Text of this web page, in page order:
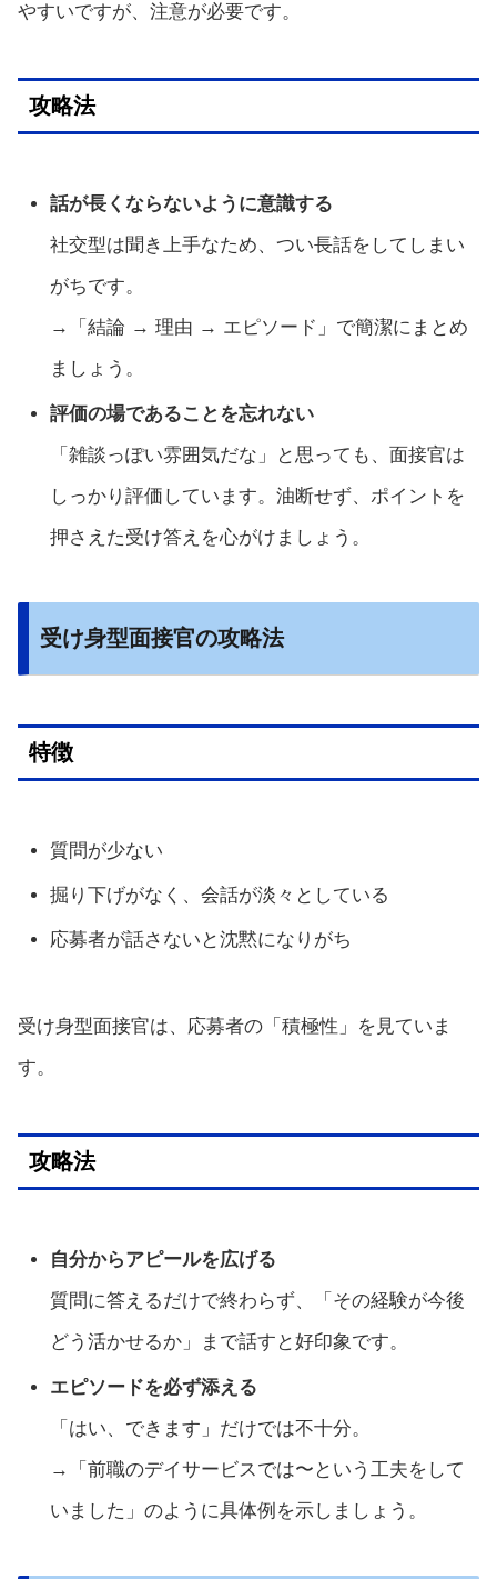
やすいですが、注意が必要です。
攻略法
話が長くならないように意識する
社交型は聞き上手なため、つい長話をしてしまい
がちです。
→「結論 → 理由 → エピソード」で簡潔にまとめ
ましょう。
評価の場であることを忘れない
「雑談っぽい雰囲気だな」と思っても、面接官は
しっかり評価しています。油断せず、ポイントを
押さえた受け答えを心がけましょう。
受け身型面接官の攻略法
特徴
質問が少ない
掘り下げがなく、会話が淡々としている
応募者が話さないと沈黙になりがち
受け身型面接官は、応募者の「積極性」を見ていま
す。
攻略法
自分からアピールを広げる
質問に答えるだけで終わらず、「その経験が今後
どう活かせるか」まで話すと好印象です。
エピソードを必ず添える
「はい、できます」だけでは不十分。
→「前職のデイサービスでは〜という工夫をして
いました」のように具体例を示しましょう。